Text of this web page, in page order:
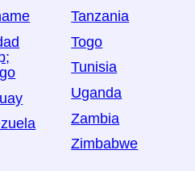
Tanzania
Togo
Tunisia
Uganda
Zambia
Zimbabwe